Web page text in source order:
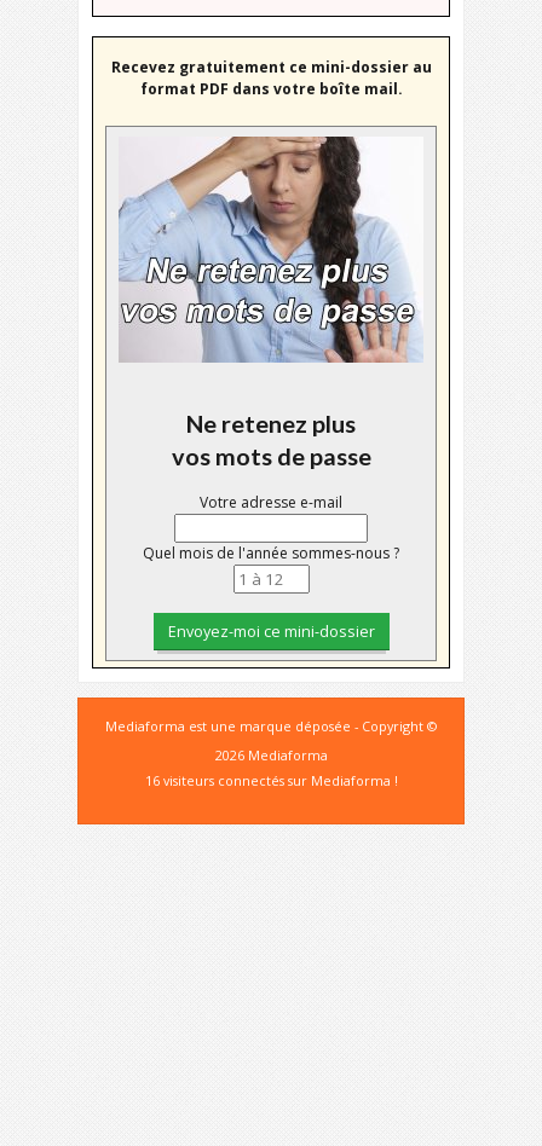
Recevez gratuitement ce mini-dossier au
format PDF dans votre boîte mail.
Ne retenez plus
vos mots de passe
Votre adresse e-mail
Quel mois de l'année sommes-nous ?
Mediaforma est une marque déposée - Copyright ©
2026 Mediaforma
16 visiteurs connectés sur Mediaforma !